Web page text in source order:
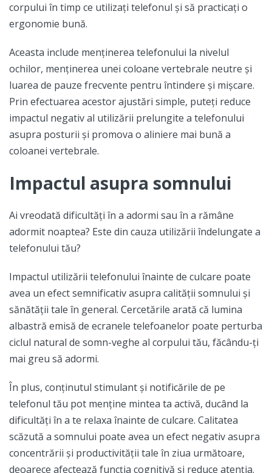
corpului în timp ce utilizați telefonul și să practicați o
ergonomie bună.
Aceasta include menținerea telefonului la nivelul
ochilor, menținerea unei coloane vertebrale neutre și
luarea de pauze frecvente pentru întindere și mișcare.
Prin efectuarea acestor ajustări simple, puteți reduce
impactul negativ al utilizării prelungite a telefonului
asupra posturii și promova o aliniere mai bună a
coloanei vertebrale.
Impactul asupra somnului
Ai vreodată dificultăți în a adormi sau în a rămâne
adormit noaptea? Este din cauza utilizării îndelungate a
telefonului tău?
Impactul utilizării telefonului înainte de culcare poate
avea un efect semnificativ asupra calității somnului și
sănătății tale în general. Cercetările arată că lumina
albastră emisă de ecranele telefoanelor poate perturba
ciclul natural de somn-veghe al corpului tău, făcându-ți
mai greu să adormi.
În plus, conținutul stimulant și notificările de pe
telefonul tău pot menține mintea ta activă, ducând la
dificultăți în a te relaxa înainte de culcare. Calitatea
scăzută a somnului poate avea un efect negativ asupra
concentrării și productivității tale în ziua următoare,
deoarece afectează funcția cognitivă și reduce atenția.